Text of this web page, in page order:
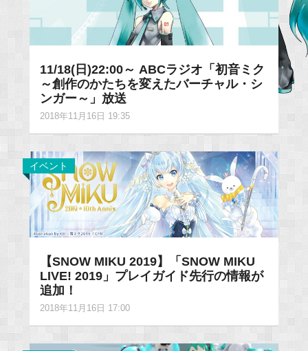
11/18(日)22:00～ ABCラジオ「初音ミク
～創作のかたちを変えたバーチャル・シ
ンガー～」放送
2018年11月16日 19:35
イベント
【SNOW MIKU 2019】「SNOW MIKU
LIVE! 2019」プレイガイド先行の情報が
追加！
2018年11月16日 17:00